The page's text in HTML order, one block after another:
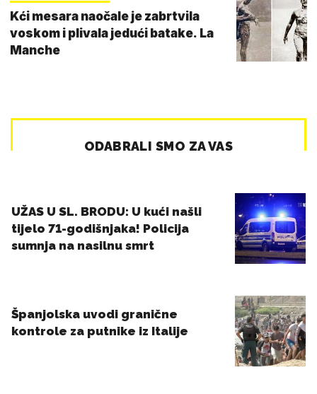
Kći mesara naočale je zabrtvila
voskom i plivala jedući batake. La
Manche